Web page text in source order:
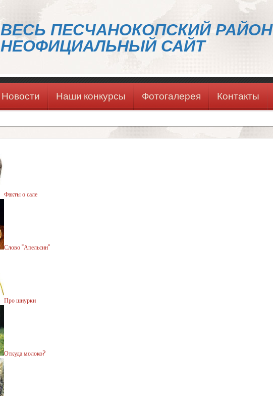
ВЕСЬ ПЕСЧАНОКОПСКИЙ РАЙОН
НЕОФИЦИАЛЬНЫЙ САЙТ
Новости Наши конкурсы Фотогалерея Контакты
Факты о сале
Слово "Апельсин"
Про шнурки
Откуда молоко?